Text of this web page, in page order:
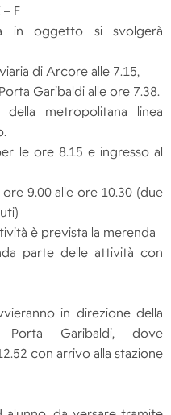
F
in oggetto si svolgerà
di Arcore alle 7.15,
Garibaldi alle ore 7.38.
metropolitana linea
le ore 8.15 e ingresso al
9.00 alle ore 10.30 (due
è prevista la merenda
parte delle attività con
in direzione della
Porta Garibaldi, dove
con arrivo alla stazione